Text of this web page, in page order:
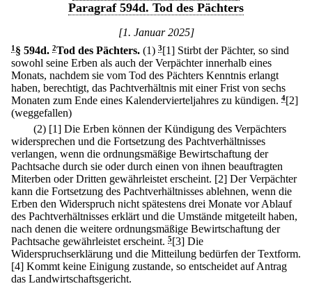
Paragraf 594d. Tod des Pächters
[1. Januar 2025]
1 § 594d. 2Tod des Pächters. (1) 3[1] Stirbt der Pächter, so sind
sowohl seine Erben als auch der Verpächter innerhalb eines
Monats, nachdem sie vom Tod des Pächters Kenntnis erlangt
haben, berechtigt, das Pachtverhältnis mit einer Frist von sechs
Monaten zum Ende eines Kalendervierteljahres zu kündigen. 4[2]
(weggefallen)
(2) [1] Die Erben können der Kündigung des Verpächters
widersprechen und die Fortsetzung des Pachtverhältnisses
verlangen, wenn die ordnungsmäßige Bewirtschaftung der
Pachtsache durch sie oder durch einen von ihnen beauftragten
Miterben oder Dritten gewährleistet erscheint. [2] Der Verpächter
kann die Fortsetzung des Pachtverhältnisses ablehnen, wenn die
Erben den Widerspruch nicht spätestens drei Monate vor Ablauf
des Pachtverhältnisses erklärt und die Umstände mitgeteilt haben,
nach denen die weitere ordnungsmäßige Bewirtschaftung der
Pachtsache gewährleistet erscheint. 5[3] Die
Widerspruchserklärung und die Mitteilung bedürfen der Textform.
[4] Kommt keine Einigung zustande, so entscheidet auf Antrag
das Landwirtschaftsgericht.